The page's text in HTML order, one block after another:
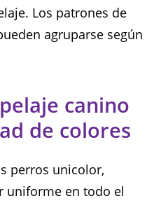
Los patrones de
agruparse según
canino
de colores
perros unicolor,
uniforme en todo el